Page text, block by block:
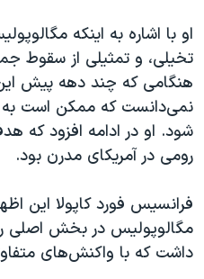
قانون شفافیت دارائی کادر
اعتراضات مردمی آبان ۹۸
اسرائیل در جنگ
نرگس محمدی برنده جایزه
صفحه‌های ویژه
سفر پرزیدنت ترامپ به چین
او با اشاره به اینکه
تخیلی، و تمثیلی از سقوط
هنگامی که چند دهه پیش این
نمی‌دانست که ممکن است به
شود. او در ادامه افزود
رومی در آمریکای مدرن بود.
فرانسیس فورد کاپولا این
مگالوپولیس در بخش اصلی
داشت که با واکنش‌های